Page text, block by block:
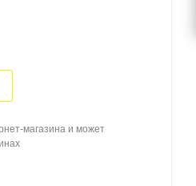
магазина и может